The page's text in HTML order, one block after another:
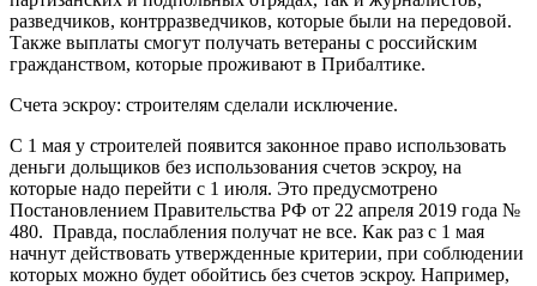
разведчиков, контрразведчиков, которые были на передовой.
Также выплаты смогут получать ветераны с российским
гражданством, которые проживают в Прибалтике.
Счета эскроу: строителям сделали исключение.
С 1 мая у строителей появится законное право использовать
деньги дольщиков без использования счетов эскроу, на
которые надо перейти с 1 июля. Это предусмотрено
Постановлением Правительства РФ от 22 апреля 2019 года №
480. Правда, послабления получат не все. Как раз с 1 мая
начнут действовать утвержденные критерии, при соблюдении
которых можно будет обойтись без счетов эскроу. Например,